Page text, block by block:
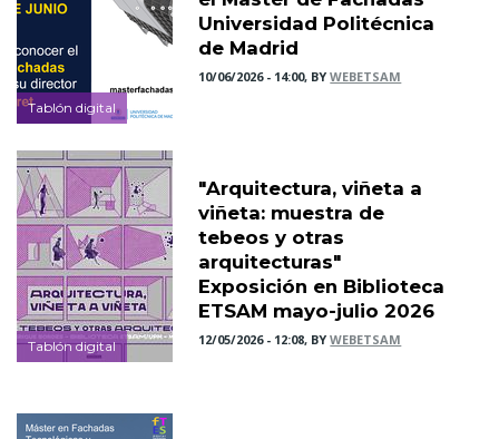
Tablón digital
Universidad Politécnica
de Madrid
10/06/2026 - 14:00, BYWEBETSAM
Tablón digital
"Arquitectura, viñeta a
viñeta: muestra de
tebeos y otras
arquitecturas"
Exposición en Biblioteca
ETSAM mayo-julio 2026
12/05/2026 - 12:08, BYWEBETSAM